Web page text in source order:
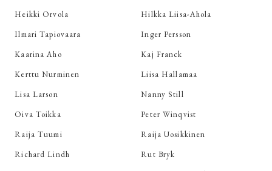
Heikki Orvola
Hilkka Liisa-Ahola
Ilmari Tapiovaara
Inger Persson
Kaarina Aho
Kaj Franck
Kerttu Nurminen
Liisa Hallamaa
Lisa Larson
Nanny Still
Oiva Toikka
Peter Winqvist
Raija Tuumi
Raija Uosikkinen
Richard Lindh
Rut Bryk